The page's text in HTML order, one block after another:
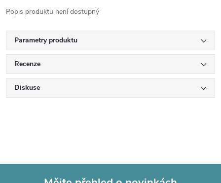
Popis produktu není dostupný
Parametry produktu
Recenze
Diskuse